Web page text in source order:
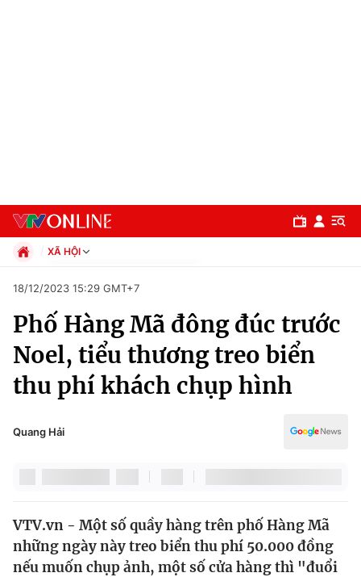
Chuyên mục
Chính trị
Thế giới
XÃ HỘI
Xã hội
Pháp luật
Thể thao
Truyền hình
Văn hóa - Giải trí
Giáo dục
18/12/2023 15:29 GMT+7
Phố Hàng Mã đông đúc trước
Noel, tiểu thương treo biển
thu phí khách chụp hình
Quang Hải
VTV.vn - Một số quầy hàng trên phố Hàng Mã
những ngày này treo biển thu phí 50.000 đồng
nếu muốn chụp ảnh, một số cửa hàng thì "đuổi